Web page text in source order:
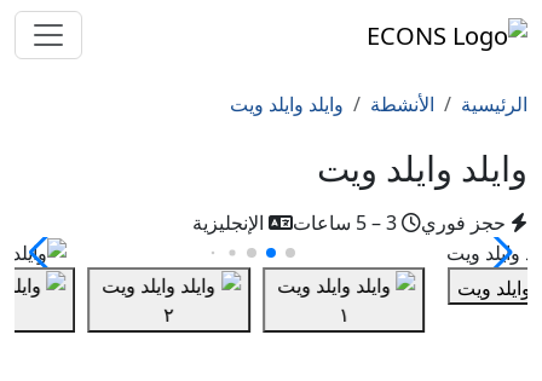
الرئيسية الأنشطة وايلد وايلد ويت
وايلد وايلد ويت
حجز فوري الإنجليزية